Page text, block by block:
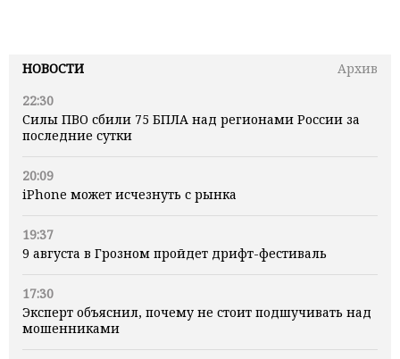
НОВОСТИ
Архив
22:30
Силы ПВО сбили 75 БПЛА над регионами России за
последние сутки
20:09
iPhone может исчезнуть с рынка
19:37
9 августа в Грозном пройдет дрифт-фестиваль
17:30
Эксперт объяснил, почему не стоит подшучивать над
мошенниками